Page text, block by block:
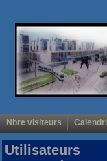
Nbre visiteurs
Utilisateurs